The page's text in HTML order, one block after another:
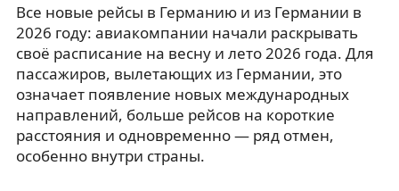
Все новые рейсы в Германию и из Германии в
2026 году: авиакомпании начали раскрывать
своё расписание на весну и лето 2026 года. Для
пассажиров, вылетающих из Германии, это
означает появление новых международных
направлений, больше рейсов на короткие
расстояния и одновременно — ряд отмен,
особенно внутри страны.